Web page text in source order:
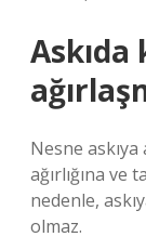
Nesne askıya
ağırlığına ve
nedenle,
olmaz.